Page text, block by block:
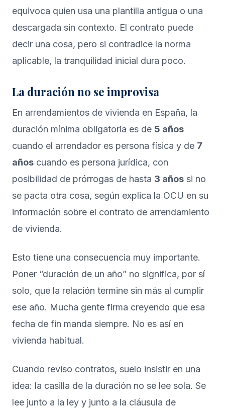
equivoca quien usa una plantilla antigua o una
descargada sin contexto. El contrato puede
decir una cosa, pero si contradice la norma
aplicable, la tranquilidad inicial dura poco.
La duración no se improvisa
En arrendamientos de vivienda en España, la
duración mínima obligatoria es de 5 años
cuando el arrendador es persona física y de 7
años cuando es persona jurídica, con
posibilidad de prórrogas de hasta 3 años si no
se pacta otra cosa, según explica la OCU en su
información sobre el contrato de arrendamiento
de vivienda.
Esto tiene una consecuencia muy importante.
Poner “duración de un año” no significa, por sí
solo, que la relación termine sin más al cumplir
ese año. Mucha gente firma creyendo que esa
fecha de fin manda siempre. No es así en
vivienda habitual.
Cuando reviso contratos, suelo insistir en una
idea: la casilla de la duración no se lee sola. Se
lee junto a la ley y junto a la cláusula de